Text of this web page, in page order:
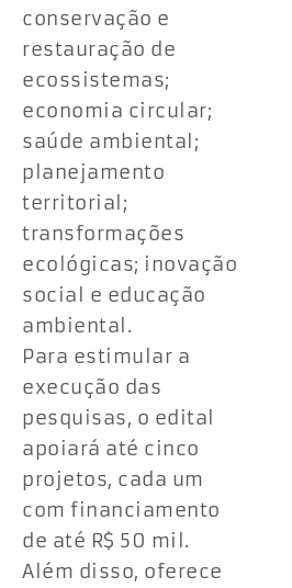
conservação e
restauração de
ecossistemas;
economia circular;
saúde ambiental;
planejamento
territorial;
transformações
ecológicas; inovação
social e educação
ambiental.
Para estimular a
execução das
pesquisas, o edital
apoiará até cinco
projetos, cada um
com financiamento
de até R$ 50 mil.
Além disso, oferece